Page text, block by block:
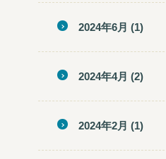
2024年6月 (1)
2024年4月 (2)
2024年2月 (1)